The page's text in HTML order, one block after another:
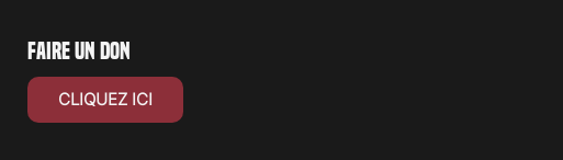
faire un don
CLIQUEZ ICI